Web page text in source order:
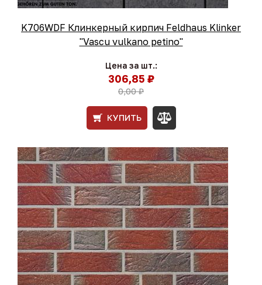
K706WDF Клинкерный кирпич Feldhaus Klinker
"Vascu vulkano petino"
Цена за шт.:
306,85 ₽
0,00 ₽
КУПИТЬ